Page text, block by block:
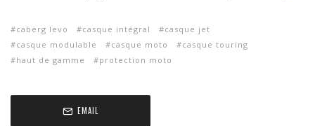
caberg levo casque intégral
casque jet
casque modulable
casque moto
casque touring
haut de gamme
protection moto
EMAIL